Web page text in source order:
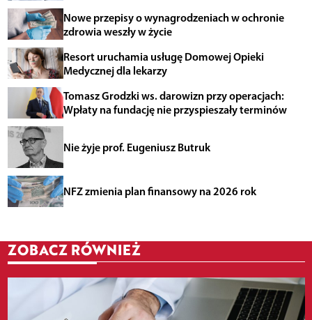
Nowe przepisy o wynagrodzeniach w ochronie
zdrowia weszły w życie
Resort uruchamia usługę Domowej Opieki
Medycznej dla lekarzy
Tomasz Grodzki ws. darowizn przy operacjach:
Wpłaty na fundację nie przyspieszały terminów
Nie żyje prof. Eugeniusz Butruk
NFZ zmienia plan finansowy na 2026 rok
ZOBACZ RÓWNIEŻ